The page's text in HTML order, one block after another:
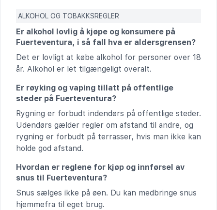
ALKOHOL OG TOBAKKSREGLER
Er alkohol lovlig å kjøpe og konsumere på
Fuerteventura, i så fall hva er aldersgrensen?
Det er lovligt at købe alkohol for personer over 18
år. Alkohol er let tilgængeligt overalt.
Er røyking og vaping tillatt på offentlige
steder på Fuerteventura?
Rygning er forbudt indendørs på offentlige steder.
Udendørs gælder regler om afstand til andre, og
rygning er forbudt på terrasser, hvis man ikke kan
holde god afstand.
Hvordan er reglene for kjøp og innførsel av
snus til Fuerteventura?
Snus sælges ikke på øen. Du kan medbringe snus
hjemmefra til eget brug.